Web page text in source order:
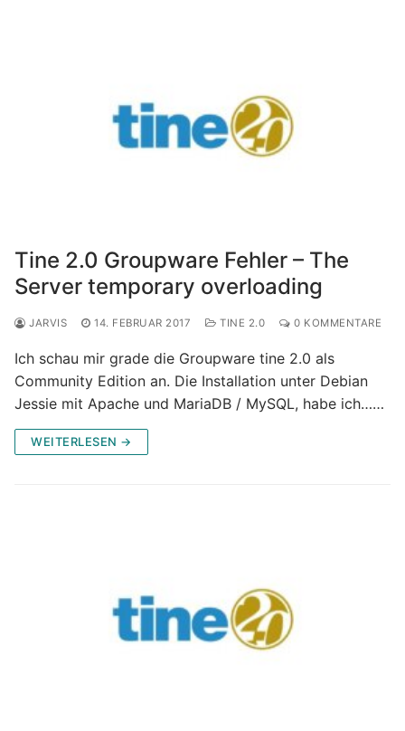
Tine 2.0 Groupware Fehler – The
Server temporary overloading
JARVIS 14. FEBRUAR 2017 TINE 2.0 0 KOMMENTARE
Ich schau mir grade die Groupware tine 2.0 als
Community Edition an. Die Installation unter Debian
Jessie mit Apache und MariaDB / MySQL, habe ich……
WEITERLESEN →